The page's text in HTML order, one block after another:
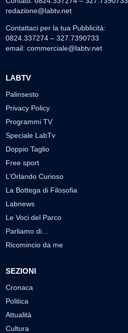
redazione@labtv.net
Contattaci per la tua Pubblicità:
0824.337274 – 327.7390733
email: commerciale@labtv.net
LABTV
Palinsesto
Privacy Policy
Programmi TV
Speciale LabTv
Doppio Taglio
Free sport
L’Orlando Curioso
La Bottega di Filosofia
Labnews
Le Voci del Parco
Parliamo di…
Ricomincio da me
SEZIONI
Cronaca
Politica
Attualità
Cultura